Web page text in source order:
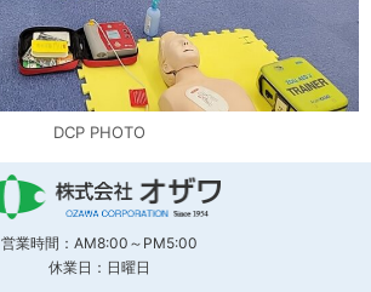
DCP PHOTO
営業時間：AM8:00～PM5:00
休業日：日曜日